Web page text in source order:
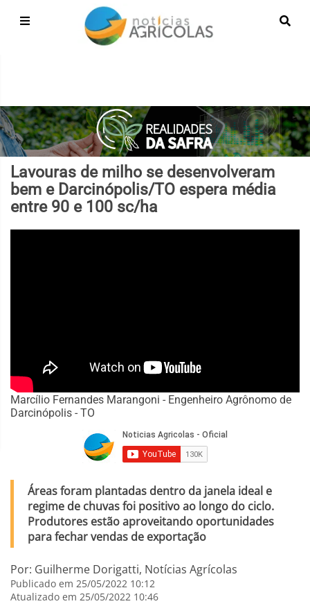
Lavouras de milho se desenvolveram
bem e Darcinópolis/TO espera média
entre 90 e 100 sc/ha
Marcílio Fernandes Marangoni - Engenheiro Agrônomo de
Darcinópolis - TO
Áreas foram plantadas dentro da janela ideal e
regime de chuvas foi positivo ao longo do ciclo.
Produtores estão aproveitando oportunidades
para fechar vendas de exportação
Por: Guilherme Dorigatti, Notícias Agrícolas
Publicado em 25/05/2022 10:12
Atualizado em 25/05/2022 10:46